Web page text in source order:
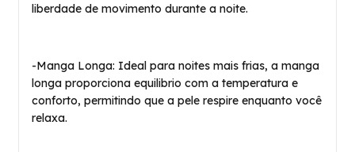
liberdade de movimento durante a noite.
-Manga Longa: Ideal para noites mais frias, a manga
longa proporciona equilibrio com a temperatura e
conforto, permitindo que a pele respire enquanto você
relaxa.